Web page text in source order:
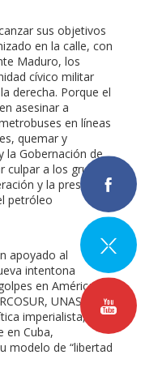
sus objetivos
en la calle, con
Maduro, los
cívico militar
derecha. Porque el
asesinar a
en líneas
quemar y
la Gobernación de
a los grupos
y la presión
petróleo
apoyado al
intentona
en América
UNASUR,
imperialista, por
en Cuba,
modelo de “libertad